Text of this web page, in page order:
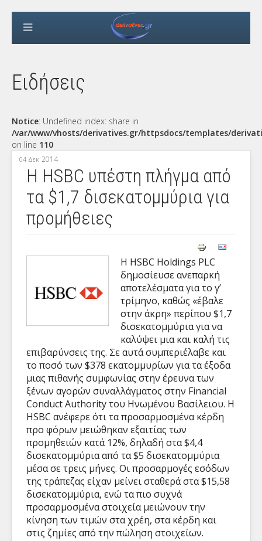
Ειδήσεις
Notice: Undefined index: share in
/var/www/vhosts/derivatives.gr/httpsdocs/templates/
on line 110
04 Δεκ 2014
Η HSBC υπέστη πλήγμα από
τα $1,7 δισεκατομμύρια για
προμήθειες
Η HSBC Holdings PLC
δημοσίευσε ανεπαρκή
αποτελέσματα για το γ’
τρίμηνο, καθώς «έβαλε
στην άκρη» περίπου $1,7
δισεκατομμύρια για να
καλύψει μια και καλή τις
επιβαρύνσεις της. Σε αυτά συμπεριέλαβε και
το ποσό των $378 εκατομμυρίων για τα έξοδα
μιας πιθανής συμφωνίας στην έρευνα των
ξένων αγορών συναλλάγματος στην Financial
Conduct Authority του Ηνωμένου Βασίλειου. Η
HSBC ανέφερε ότι τα προσαρμοσμένα κέρδη
προ φόρων μειώθηκαν εξαιτίας των
προμηθειών κατά 12%, δηλαδή στα $4,4
δισεκατομμύρια από τα $5 δισεκατομμύρια
μέσα σε τρεις μήνες. Οι προσαρμογές εσόδων
της τράπεζας είχαν μείνει σταθερά στα $15,58
δισεκατομμύρια, ενώ τα πιο συχνά
προσαρμοσμένα στοιχεία μειώνουν την
κίνηση των τιμών στα χρέη, στα κέρδη και
στις ζημίες από την πώληση στοιχείων.